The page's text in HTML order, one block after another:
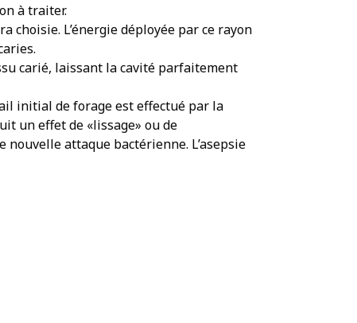
à traiter.
choisie. L’énergie déployée par ce rayon
carié, laissant la cavité parfaitement
initial de forage est effectué par la
un effet de «lissage» ou de
attaque bactérienne. L’asepsie